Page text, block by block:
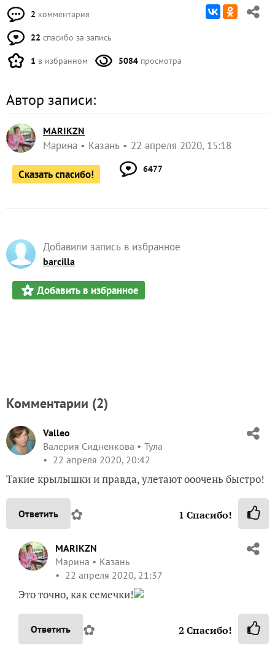
2 комментария
22 спасибо за запись
1 в избранном 5084 просмотра
Автор записи:
MARIKZN
Марина Казань 22 апреля 2020, 15:18
Сказать спасибо! 6477
Добавили запись в избранное
barcilla
Добавить в избранное
Комментарии (2)
Valleo
Валерия Сидненкова
Тула
22 апреля 2020, 20:42
Такие крылышки и правда, улетают ооочень быстро!
Ответить ✿ 1 Спасибо!
MARIKZN
Марина
Казань
22 апреля 2020, 21:37
Это точно, как семечки!
Ответить ✿ 2 Спасибо!